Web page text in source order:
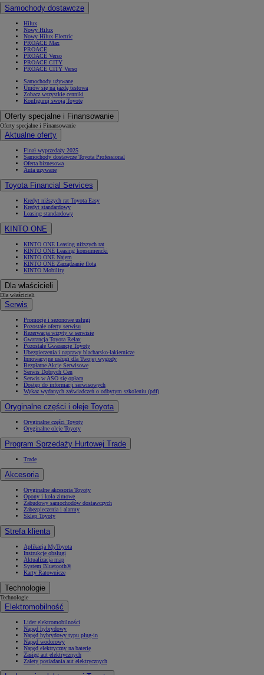
Samochody dostawcze
Hilux
Nowy Hilux
Nowy Hilux Electric
PROACE Max
PROACE
PROACE Verso
PROACE CITY
PROACE CITY Verso
Samochody używane
Umów się na jazdę testową
Zobacz wszystkie cenniki
Konfiguruj swoją Toyotę
Oferty specjalne i Finansowanie
Oferty specjalne i Finansowanie
Aktualne oferty
Finał wyprzedaży 2025
Samochody dostawcze Toyota Professional
Oferta biznesowa
Auta używane
Toyota Financial Services
Kredyt niższych rat Toyota Easy
Kredyt standardowy
Leasing standardowy
KINTO ONE
KINTO ONE Leasing niższych rat
KINTO ONE Leasing konsumencki
KINTO ONE Najem
KINTO ONE Zarządzanie flotą
KINTO Mobility
Dla właścicieli
Dla właścicieli
Serwis
Promocje i sezonowe usługi
Pozostałe oferty serwisu
Rezerwacja wizyty w serwisie
Gwarancja Toyota Relax
Pozostałe Gwarancje Toyoty
Ubezpieczenia i naprawy blacharsko-lakiernicze
Innowacyjne usługi dla Twojej wygody
Bezpłatne Akcje Serwisowe
Serwis Dobrych Cen
Serwis w ASO się opłaca
Dostęp do informacji serwisowych
Wykaz wydanych zaświadczeń o odbytym szkoleniu (pdf)
Oryginalne części i oleje Toyota
Oryginalne części Toyoty
Oryginalne oleje Toyoty
Program Sprzedaży Hurtowej Trade
Trade
Akcesoria
Oryginalne akcesoria Toyoty
Opony i koła zimowe
Zabudowy samochodów dostawczych
Zabezpieczenia i alarmy
Sklep Toyoty
Strefa klienta
Aplikacja MyToyota
Instrukcje obsługi
Aktualizacja map
System Bluetooth®
Karty Ratownicze
Technologie
Technologie
Elektromobilność
Lider elektromobilności
Napęd hybrydowy
Napęd hybrydowy typu plug-in
Napęd wodorowy
Napęd elektryczny na baterię
Zasięg aut elektrycznych
Zalety posiadania aut elektrycznych